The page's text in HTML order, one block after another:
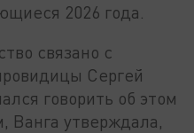
2026 года.
связано с
Сергей
говорить об этом
Ванга утверждала,